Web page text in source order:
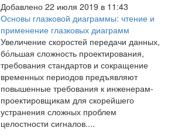
Добавлено 22 июля 2019 в 11:43
Основы глазковой диаграммы: чтение и
применение глазковых диаграмм
Увеличение скоростей передачи данных,
бо́льшая сложность проектирования,
требования стандартов и сокращение
временных периодов предъявляют
повышенные требования к инженерам-
проектировщикам для скорейшего
устранения сложных проблем
целостности сигналов....